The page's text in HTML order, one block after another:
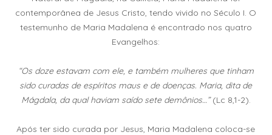
contemporânea de Jesus Cristo, tendo vivido no Século I. O
testemunho de Maria Madalena é encontrado nos quatro
Evangelhos:
“Os doze estavam com ele, e também mulheres que tinham
sido curadas de espíritos maus e de doenças. Maria, dita de
Mágdala, da qual haviam saído sete demônios…”(Lc 8,1-2).
Após ter sido curada por Jesus, Maria Madalena coloca-se